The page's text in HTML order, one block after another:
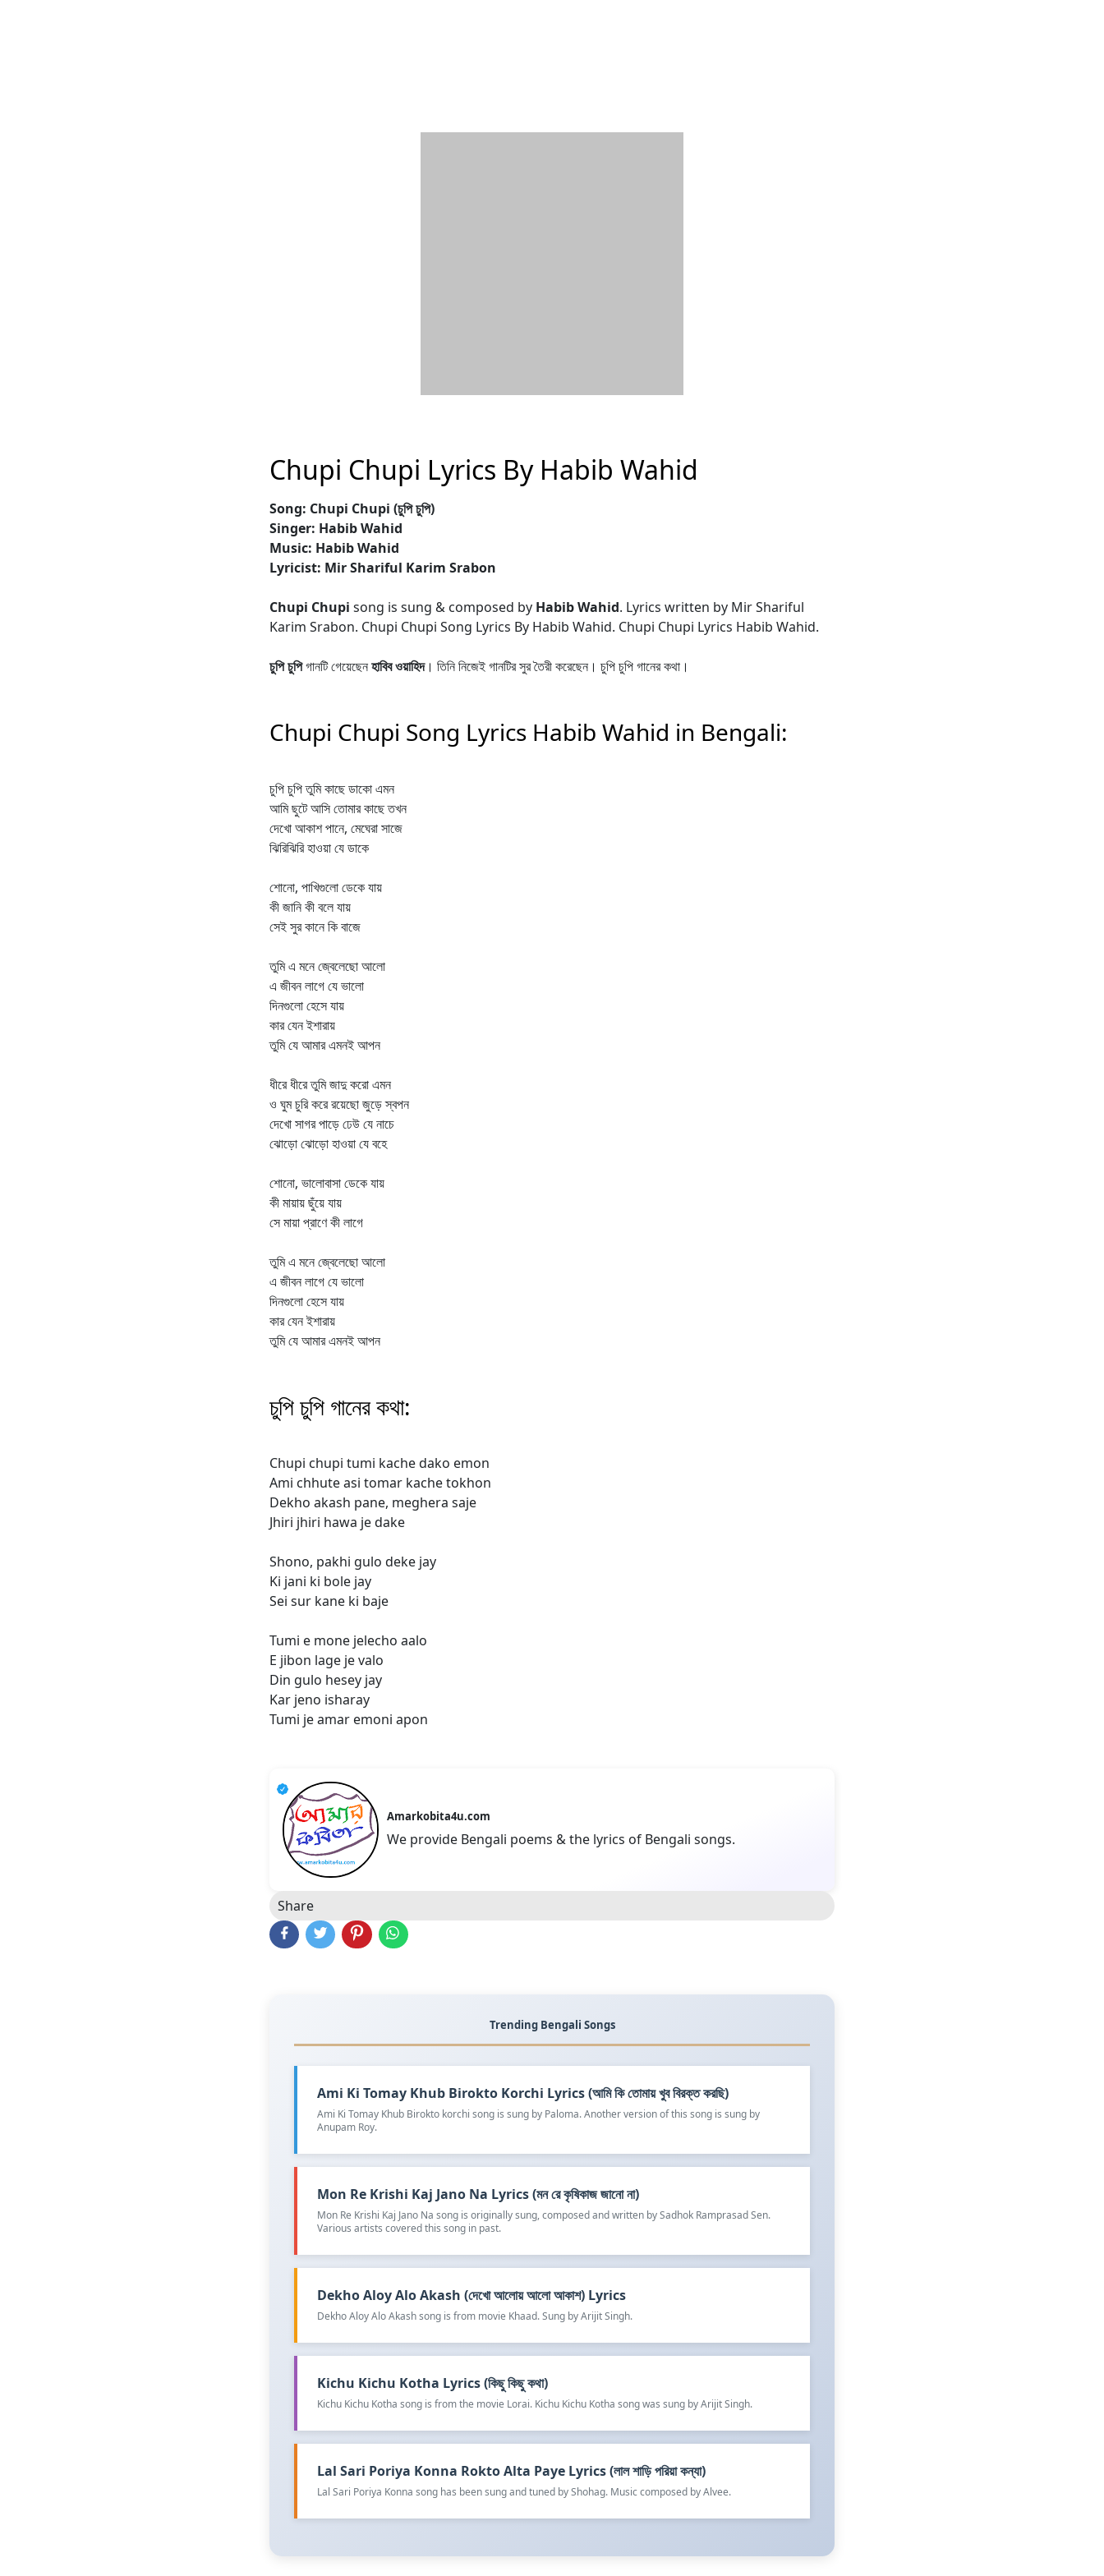
Chupi Chupi Lyrics By Habib Wahid
Song: Chupi Chupi (চুপি চুপি)
Singer: Habib Wahid
Music: Habib Wahid
Lyricist: Mir Shariful Karim Srabon
Chupi Chupi song is sung & composed by Habib Wahid. Lyrics written by Mir Shariful
Karim Srabon. Chupi Chupi Song Lyrics By Habib Wahid. Chupi Chupi Lyrics Habib Wahid.
চুপি চুপিগানটি গেয়েছেনহাবিব ওয়াহিদ। তিনি নিজেই গানটির সুর তৈরী করেছেন। চুপি চুপি গানের কথা।
Chupi Chupi Song Lyrics Habib Wahid in Bengali:
চুপি চুপি তুমি কাছে ডাকো এমন
আমি ছুটে আসি তোমার কাছে তখন
দেখো আকাশ পানে, মেঘেরা সাজে
ঝিরিঝিরি হাওয়া যে ডাকে
শোনো, পাখিগুলো ডেকে যায়
কী জানি কী বলে যায়
সেই সুর কানে কি বাজে
তুমি এ মনে জ্বেলেছো আলো
এ জীবন লাগে যে ভালো
দিনগুলো হেসে যায়
কার যেন ইশারায়
তুমি যে আমার এমনই আপন
ধীরে ধীরে তুমি জাদু করো এমন
ও ঘুম চুরি করে রয়েছো জুড়ে স্বপন
দেখো সাগর পাড়ে ঢেউ যে নাচে
ঝোড়ো ঝোড়ো হাওয়া যে বহে
শোনো, ভালোবাসা ডেকে যায়
কী মায়ায় ছুঁয়ে যায়
সে মায়া প্রাণে কী লাগে
তুমি এ মনে জ্বেলেছো আলো
এ জীবন লাগে যে ভালো
দিনগুলো হেসে যায়
কার যেন ইশারায়
তুমি যে আমার এমনই আপন
চুপি চুপি গানের কথা:
Chupi chupi tumi kache dako emon
Ami chhute asi tomar kache tokhon
Dekho akash pane, meghera saje
Jhiri jhiri hawa je dake
Shono, pakhi gulo deke jay
Ki jani ki bole jay
Sei sur kane ki baje
Tumi e mone jelecho aalo
E jibon lage je valo
Din gulo hesey jay
Kar jeno isharay
Tumi je amar emoni apon
Amarkobita4u.com
We provide Bengali poems & the lyrics of Bengali songs.
Share
Trending Bengali Songs
Ami Ki Tomay Khub Birokto Korchi Lyrics (আমি কি তোমায় খুব বিরক্ত করছি)
Ami Ki Tomay Khub Birokto korchi song is sung by Paloma. Another version of this song is sung by
Anupam Roy.
Mon Re Krishi Kaj Jano Na Lyrics (মন রে কৃষিকাজ জানো না)
Mon Re Krishi Kaj Jano Na song is originally sung, composed and written by Sadhok Ramprasad Sen.
Various artists covered this song in past.
Dekho Aloy Alo Akash (দেখো আলোয় আলো আকাশ) Lyrics
Dekho Aloy Alo Akash song is from movie Khaad. Sung by Arijit Singh.
Kichu Kichu Kotha Lyrics (কিছু কিছু কথা)
Kichu Kichu Kotha song is from the movie Lorai. Kichu Kichu Kotha song was sung by Arijit Singh.
Lal Sari Poriya Konna Rokto Alta Paye Lyrics (লাল শাড়ি পরিয়া কন্যা)
Lal Sari Poriya Konna song has been sung and tuned by Shohag. Music composed by Alvee.